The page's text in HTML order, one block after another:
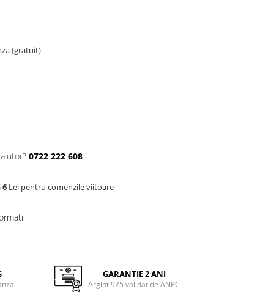
(gratuit)
0722 222 608
6 Lei pentru comenzile viitoare
GARANTIE 2 ANI
Argint 925 validat de ANPC